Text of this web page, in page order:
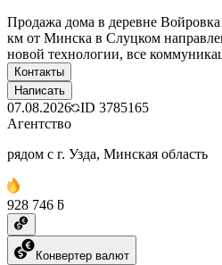
Продажа дома в деревне
км от Минска в Слуцком
новой технологии, все
Контакты
Написать
07.08.2026 ID 3785165
Агентство
рядом с г. Узда, Минская область
928 746 ƃ
Конвертер валют